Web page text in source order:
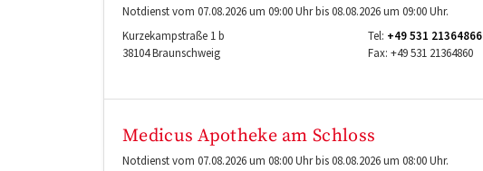
Notdienst vom 07.08.2026 um 09:00 Uhr bis 08.08.2026 um 09:00 Uhr.
Kurzekampstraße 1 b
38104Braunschweig
Tel: +49 531 21364866
Fax: +49 531 21364860
Medicus Apotheke am Schloss
Notdienst vom 07.08.2026 um 08:00 Uhr bis 08.08.2026 um 08:00 Uhr.